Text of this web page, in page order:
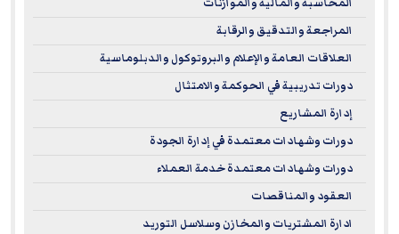
المراجعة والتدقيق والرقابة
العلاقات العامة والإعلام والبروتوكول والدبلوماسية
دورات تدريبية في الحوكمة والامتثال
إدارة المشاريع
دورات وشهادات معتمدة في إدارة الجودة
دورات وشهادات معتمدة خدمة العملاء
العقود والمناقصات
ادارة المشتريات والمخازن وسلاسل التوريد